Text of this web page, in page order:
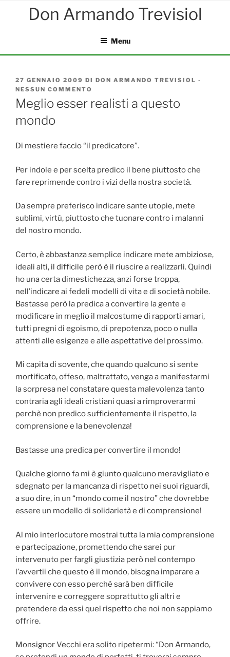
Menu
PUBBLICATO
IL
27 GENNAIO 2009 DI DON ARMANDO TREVISIOL -
NESSUN COMMENTO
MEGLIO
ESSER
MONDO
Meglio esser realisti a questo
mondo
Di mestiere faccio “il predicatore”.
Per indole e per scelta predico il bene piuttosto che
fare reprimende contro i vizi della nostra società.
Da sempre preferisco indicare sante utopie, mete
sublimi, virtù, piuttosto che tuonare contro i malanni
del nostro mondo.
Certo, è abbastanza semplice indicare mete ambiziose,
ideali alti, il difficile però è il riuscire a realizzarli. Quindi
ho una certa dimestichezza, anzi forse troppa,
nell’indicare ai fedeli modelli di vita e di società nobile.
Bastasse però la predica a convertire la gente e
modificare in meglio il malcostume di rapporti amari,
tutti pregni di egoismo, di prepotenza, poco o nulla
attenti alle esigenze e alle aspettative del prossimo.
Mi capita di sovente, che quando qualcuno si sente
mortificato, offeso, maltrattato, venga a manifestarmi
la sorpresa nel constatare questa malevolenza tanto
contraria agli ideali cristiani quasi a rimproverarmi
perchè non predico sufficientemente il rispetto, la
comprensione e la benevolenza!
Bastasse una predica per convertire il mondo!
Qualche giorno fa mi è giunto qualcuno meravigliato e
sdegnato per la mancanza di rispetto nei suoi riguardi,
a suo dire, in un “mondo come il nostro” che dovrebbe
essere un modello di solidarietà e di comprensione!
Al mio interlocutore mostrai tutta la mia comprensione
e partecipazione, promettendo che sarei pur
intervenuto per fargli giustizia però nel contempo
l’avvertii che questo è il mondo, bisogna imparare a
convivere con esso perché sarà ben difficile
intervenire e correggere soprattutto gli altri e
pretendere da essi quel rispetto che noi non sappiamo
offrire.
Monsignor Vecchi era solito ripetermi: “Don Armando,